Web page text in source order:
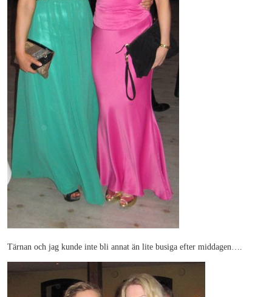
Tärnan och jag kunde inte bli annat än lite busiga efter middagen….